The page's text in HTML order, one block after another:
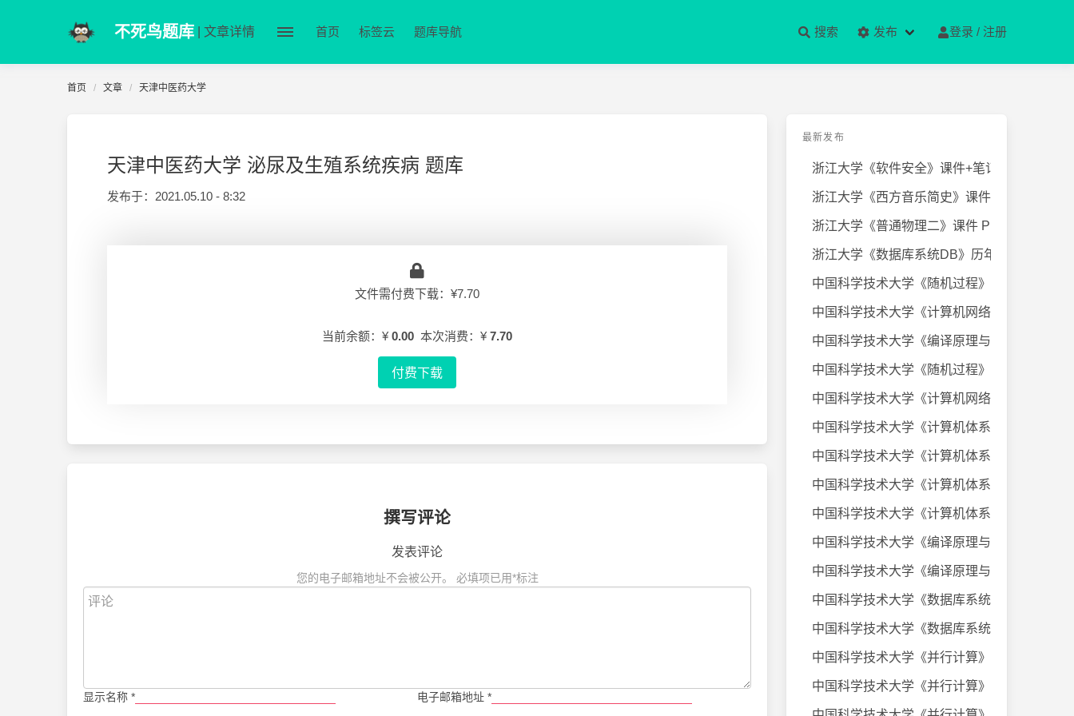
不死鸟题库 | 文章详情 首页 标签云 题库导航 搜索 发布 登录 / 注册
首页 文章 天津中医药大学
天津中医药大学 泌尿及生殖系统疾病 题库
发布于： 2021.05.10 - 8:32
文件需付费下载：¥7.70
当前余额：¥ 0.00 本次消费：¥ 7.70
付费下载
撰写评论
发表评论
您的电子邮箱地址不会被公开。 必填项已用*标注
显示名称 * 电子邮箱地址 *
最新发布
浙江大学《软件安全》课件+笔记
浙江大学《西方音乐简史》课件+笔
浙江大学《普通物理二》课件 PPT
浙江大学《数据库系统DB》历年试卷
中国科学技术大学《随机过程》近几
中国科学技术大学《计算机网络》课
中国科学技术大学《编译原理与技术
中国科学技术大学《随机过程》课件
中国科学技术大学《计算机网络》20
中国科学技术大学《计算机体系结构
中国科学技术大学《计算机体系结构
中国科学技术大学《计算机体系结构
中国科学技术大学《计算机体系结构
中国科学技术大学《编译原理与技术
中国科学技术大学《编译原理与技术
中国科学技术大学《数据库系统及应
中国科学技术大学《数据库系统及应
中国科学技术大学《并行计算》考试
中国科学技术大学《并行计算》考试